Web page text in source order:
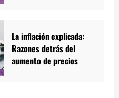
La inflación explicada:
Razones detrás del
aumento de precios